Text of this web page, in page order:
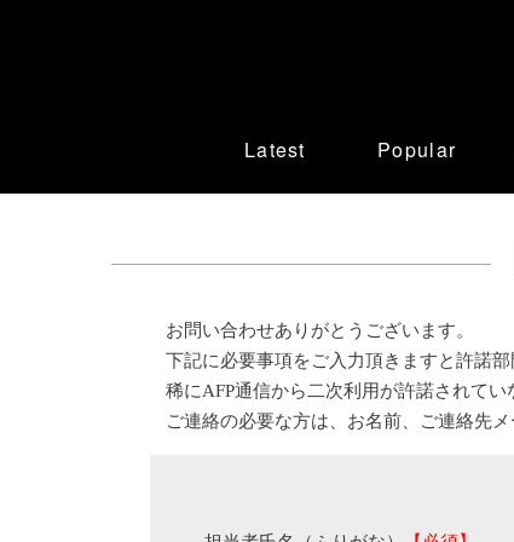
Latest Popular
お問い合わせありがとうございます。
下記に必要事項をご入力頂きますと許諾
稀にAFP通信から二次利用が許諾されて
ご連絡の必要な方は、お名前、ご連絡先